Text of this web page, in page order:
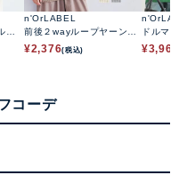
マ
n'OrLABEL
前後２wayループヤーン配
色ニット
¥2,376(税込)
ドルマ
¥3,960
コーデ